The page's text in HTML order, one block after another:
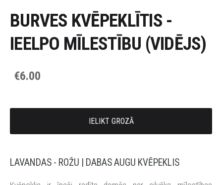
BURVES KVĒPEKLĪTIS -
IEELPO MĪLESTĪBU (VIDĒJS)
€6.00
IELIKT GROZĀ
LAVANDAS - ROŽU | DABAS AUGU KVĒPEKLIS